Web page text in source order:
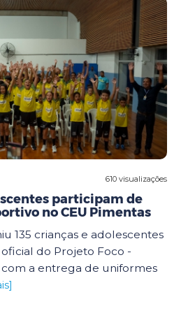
610 visualizações
participam de
no CEU Pimentas
135 crianças e adolescentes
do Projeto Foco -
a entrega de uniformes